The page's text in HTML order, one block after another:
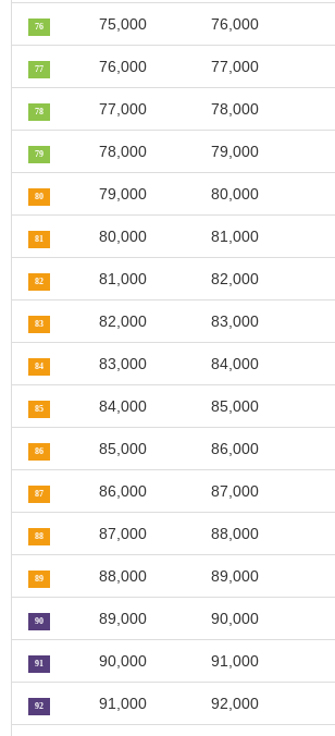
76 75,000 76,000
77 76,000 77,000
78 77,000 78,000
79 78,000 79,000
80 79,000 80,000
81 80,000 81,000
82 81,000 82,000
83 82,000 83,000
84 83,000 84,000
85 84,000 85,000
86 85,000 86,000
87 86,000 87,000
88 87,000 88,000
89 88,000 89,000
90 89,000 90,000
91 90,000 91,000
92 91,000 92,000